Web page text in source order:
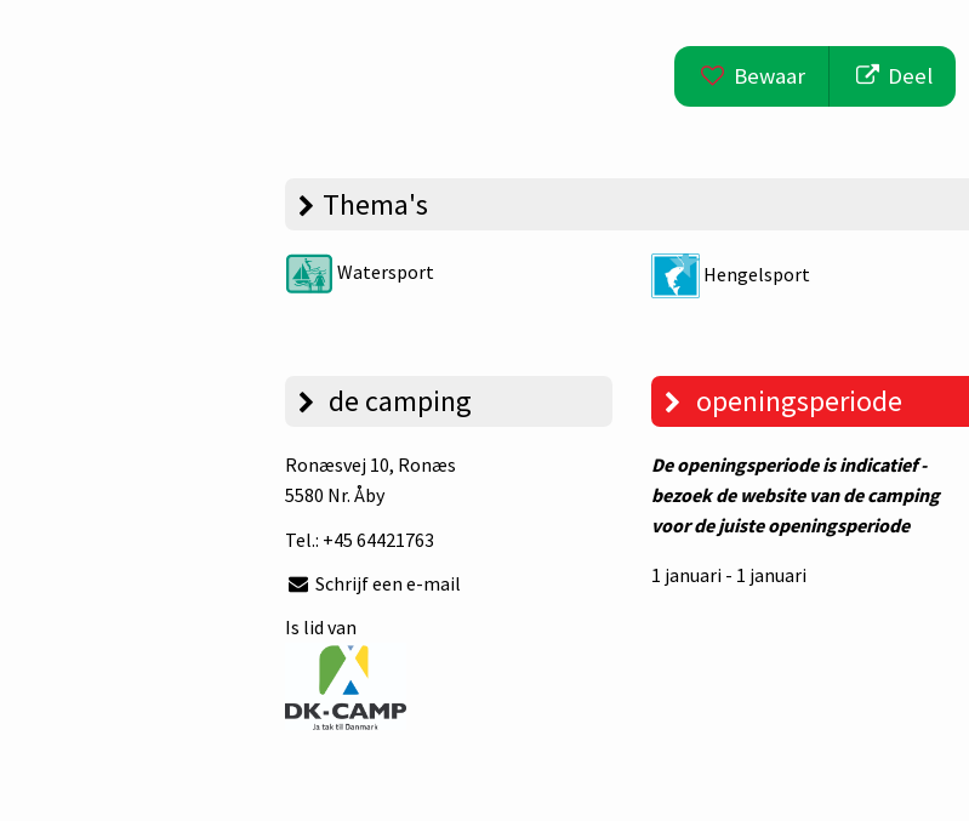
Bewaar Deel
Thema's
Watersport Hengelsport
de camping
Ronæsvej 10, Ronæs
5580 Nr. Åby
Tel.: +45 64421763
Schrijf een e-mail
Is lid van
openingsperiode
De openingsperiode is indicatief -
bezoek de website van de camping
voor de juiste openingsperiode
1 januari - 1 januari